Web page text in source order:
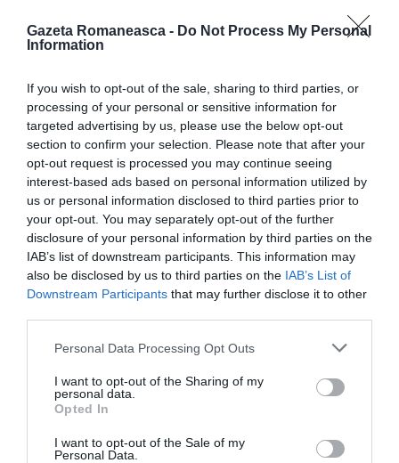
Gazeta Romaneasca - Do Not Process My Personal
Information
If you wish to opt-out of the sale, sharing to third parties, or
processing of your personal or sensitive information for
targeted advertising by us, please use the below opt-out
section to confirm your selection. Please note that after your
opt-out request is processed you may continue seeing
interest-based ads based on personal information utilized by
us or personal information disclosed to third parties prior to
your opt-out. You may separately opt-out of the further
disclosure of your personal information by third parties on the
IAB’s list of downstream participants. This information may
also be disclosed by us to third parties on the IAB’s List of
Downstream Participants that may further disclose it to other
Personal Data Processing Opt Outs
I want to opt-out of the Sharing of my
personal data.
Opted In
I want to opt-out of the Sale of my
Personal Data.
născut în Italia şi este fiul parohului român ortodox
din Milano. Lucrează în domeniul Gestiunii Fondurilor
luni. A activat în două legislaturi ca şi consilier pe
zona 1 a capitalei Lombardiei. În 2001, la vârsta de
doar 22 de ani, a fost ales consilier în Zona 1 Milano,
pe lista partidului Forza Italia şi confirmat la alegerile
succesive, în aceeaşi funcţie.
Georgiana Baciu
Citeşte şi
Reportaj Famiglia Cristiana/2: Infernul